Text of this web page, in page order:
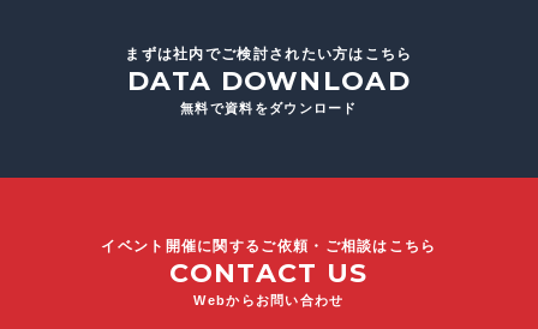
まずは社内でご検討されたい方はこちら
DATA DOWNLOAD
無料で資料をダウンロード
イベント開催に関するご依頼・ご相談はこちら
CONTACT US
Webからお問い合わせ